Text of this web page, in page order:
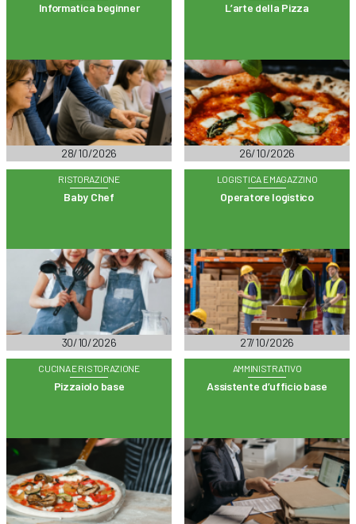
Informatica beginner
28/10/2026
L’arte della Pizza
26/10/2026
RISTORAZIONE
Baby Chef
30/10/2026
LOGISTICA E MAGAZZINO
Operatore logistico
27/10/2026
CUCINA E RISTORAZIONE
Pizzaiolo base
AMMINISTRATIVO
Assistente d’ufficio base